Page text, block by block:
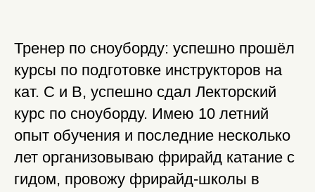
Тренер по сноуборду: успешно прошёл
курсы по подготовке инструкторов на
кат. С и В, успешно сдал Лекторский
курс по сноуборду. Имею 10 летний
опыт обучения и последние несколько
лет организовываю фрирайд катание с
гидом, провожу фрирайд-школы в